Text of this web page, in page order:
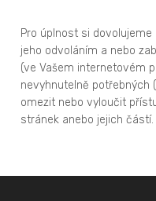
Pro úplnost si
jeho odvoláním a nebo
(ve Vašem internetovém
nevyhnutelně potřebných
omezit nebo vyloučit
stránek anebo jejich částí.